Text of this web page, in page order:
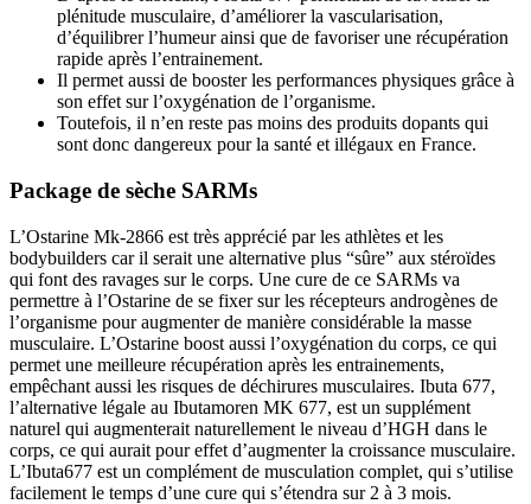
plénitude musculaire, d’améliorer la vascularisation,
d’équilibrer l’humeur ainsi que de favoriser une récupération
rapide après l’entrainement.
Il permet aussi de booster les performances physiques grâce à
son effet sur l’oxygénation de l’organisme.
Toutefois, il n’en reste pas moins des produits dopants qui
sont donc dangereux pour la santé et illégaux en France.
Package de sèche SARMs
L’Ostarine Mk-2866 est très apprécié par les athlètes et les
bodybuilders car il serait une alternative plus “sûre” aux stéroïdes
qui font des ravages sur le corps. Une cure de ce SARMs va
permettre à l’Ostarine de se fixer sur les récepteurs androgènes de
l’organisme pour augmenter de manière considérable la masse
musculaire. L’Ostarine boost aussi l’oxygénation du corps, ce qui
permet une meilleure récupération après les entrainements,
empêchant aussi les risques de déchirures musculaires. Ibuta 677,
l’alternative légale au Ibutamoren MK 677, est un supplément
naturel qui augmenterait naturellement le niveau d’HGH dans le
corps, ce qui aurait pour effet d’augmenter la croissance musculaire.
L’Ibuta677 est un complément de musculation complet, qui s’utilise
facilement le temps d’une cure qui s’étendra sur 2 à 3 mois.